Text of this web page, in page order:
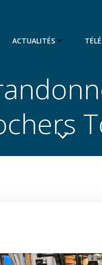
ACTUALITÉS